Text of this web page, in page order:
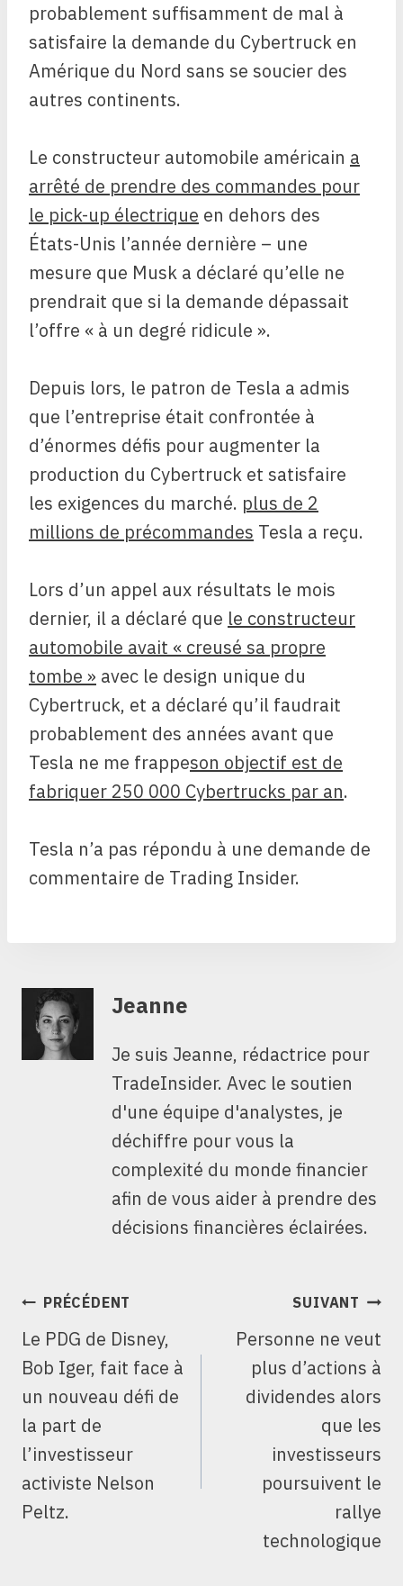
probablement suffisamment de mal à
satisfaire la demande du Cybertruck en
Amérique du Nord sans se soucier des
autres continents.
Le constructeur automobile américain a
arrêté de prendre des commandes pour
le pick-up électrique en dehors des
États-Unis l’année dernière – une
mesure que Musk a déclaré qu’elle ne
prendrait que si la demande dépassait
l’offre « à un degré ridicule ».
Depuis lors, le patron de Tesla a admis
que l’entreprise était confrontée à
d’énormes défis pour augmenter la
production du Cybertruck et satisfaire
les exigences du marché. plus de 2
millions de précommandes Tesla a reçu.
Lors d’un appel aux résultats le mois
dernier, il a déclaré que le constructeur
automobile avait « creusé sa propre
tombe » avec le design unique du
Cybertruck, et a déclaré qu’il faudrait
probablement des années avant que
Tesla ne me frappeson objectif est de
fabriquer 250 000 Cybertrucks par an.
Tesla n’a pas répondu à une demande de
commentaire de Trading Insider.
Jeanne
Je suis Jeanne, rédactrice pour
TradeInsider. Avec le soutien
d'une équipe d'analystes, je
déchiffre pour vous la
complexité du monde financier
afin de vous aider à prendre des
décisions financières éclairées.
NAVIGATION
L’ARTICLE
PRÉCÉDENT
Le PDG de Disney,
Bob Iger, fait face à
un nouveau défi de
la part de
l’investisseur
activiste Nelson
Peltz.
SUIVANT
Personne ne veut
plus d’actions à
dividendes alors
que les
investisseurs
poursuivent le
rallye
technologique